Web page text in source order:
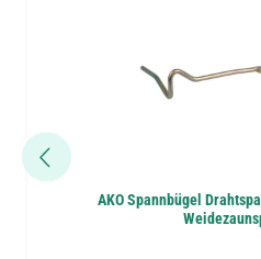
AKO Spannbügel